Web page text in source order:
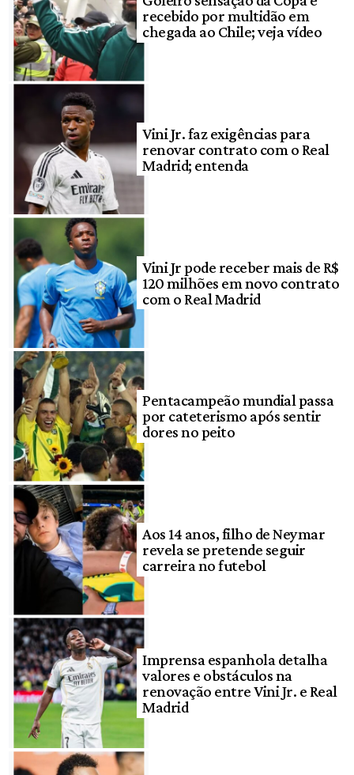
recebido por multidão em
chegada ao Chile; veja vídeo
Vini Jr. faz exigências para
renovar contrato com o Real
Madrid; entenda
Vini Jr pode receber mais de R$
120 milhões em novo contrato
com o Real Madrid
Pentacampeão mundial passa
por cateterismo após sentir
dores no peito
Aos 14 anos, filho de Neymar
revela se pretende seguir
carreira no futebol
Imprensa espanhola detalha
valores e obstáculos na
renovação entre Vini Jr. e Real
Madrid